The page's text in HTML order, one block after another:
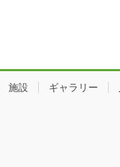
施設 ギャラリー